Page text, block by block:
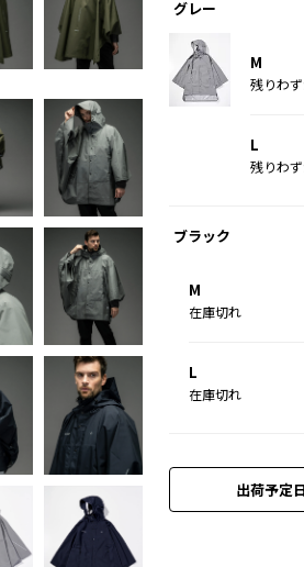
グレー
M
残りわ
L
残りわ
ブラック
M
在庫切れ
L
在庫切れ
出荷予定